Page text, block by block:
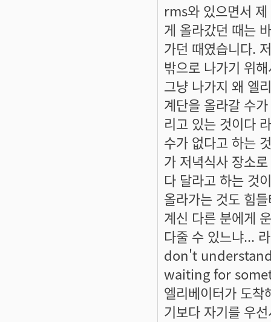
rms와 있으면서
게 올라갔던 때는
가던 때였습니다.
밖으로 나가기 위
그냥 나가지 왜 엘
계단을 올라갈 수
리고 있는 것이다
수가 없다고 하는
가 저녁식사 장소
다 달라고 하는 것
올라가는 것도 힘
계신 다른 분에게
다줄 수 있느냐...
don't
waiting for
엘리베이터가 도
기보다 자기를 우